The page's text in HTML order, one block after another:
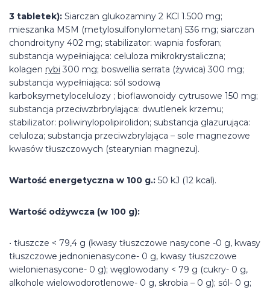
3 tabletek): Siarczan glukozaminy 2 KCl 1.500 mg;
mieszanka MSM (metylosulfonylometan) 536 mg; siarczan
chondroityny 402 mg; stabilizator: wapnia fosforan;
substancja wypełniająca: celuloza mikrokrystaliczna;
kolagen rybi 300 mg; boswellia serrata (żywica) 300 mg;
substancja wypełniająca: sól sodową
karboksymetylocelulozy ; bioflawonoidy cytrusowe 150 mg;
substancja przeciwzbrbrylająca: dwutlenek krzemu;
stabilizator: poliwinylopolipirolidon; substancja glazurująca:
celuloza; substancja przeciwzbrylająca – sole magnezowe
kwasów tłuszczowych (stearynian magnezu).
Wartość energetyczna w 100 g.: 50 kJ (12 kcal).
Wartość odżywcza (w 100 g):
• tłuszcze < 79,4 g (kwasy tłuszczowe nasycone -0 g, kwasy
tłuszczowe jednonienasycone- 0 g, kwasy tłuszczowe
wielonienasycone- 0 g); węglowodany < 79 g (cukry- 0 g,
alkohole wielowodorotlenowe- 0 g, skrobia – 0 g); sól- 0 g;